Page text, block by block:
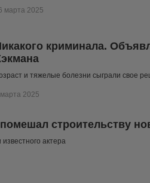
марта 2025
криминала.
и тяжелые болезни сыграли свое
2025
строительству
актера